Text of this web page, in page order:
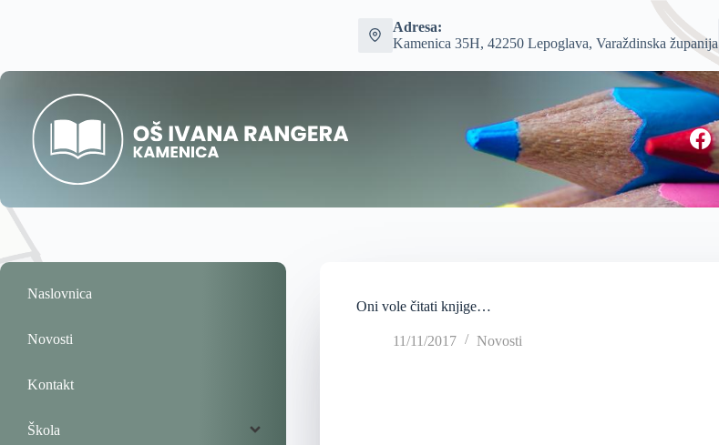
Adresa:
Kamenica 35H, 42250 Lepoglava, Varaždinska županija
Oni vole čitati knjige…
11/11/2017 Novosti
Naslovnica
Novosti
Kontakt
Škola